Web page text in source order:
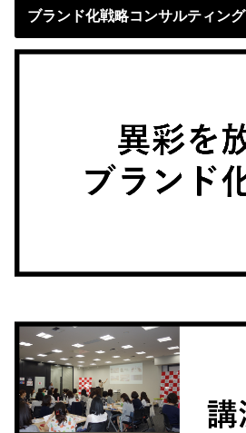
ブランド化戦略コンサルティング